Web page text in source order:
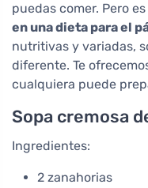
puedas comer. Pero
en una dieta para el
nutritivas y variadas,
diferente. Te
cualquiera puede
Sopa cremosa
Ingredientes:
2 zanahorias